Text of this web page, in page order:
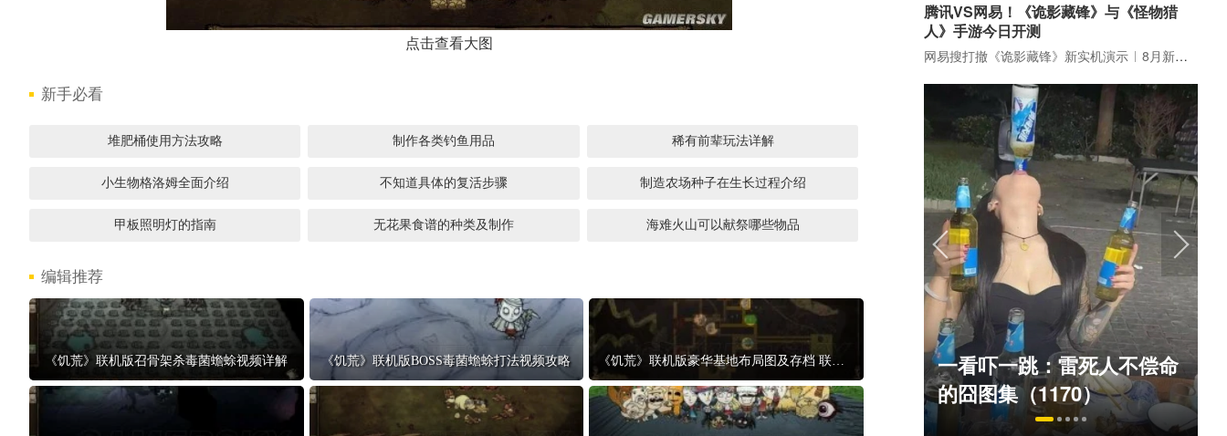
点击查看大图
新手必看
堆肥桶使用方法攻略 制作各类钓鱼用品 稀有前辈玩法详解
小生物格洛姆全面介绍 不知道具体的复活步骤 制造农场种子在生长过程介绍
甲板照明灯的指南 无花果食谱的种类及制作 海难火山可以献祭哪些物品
编辑推荐
《饥荒》联机版召骨架杀毒菌蟾蜍视频详解 《饥荒》联机版BOSS毒菌蟾蜍打法视频攻略 《饥荒》联机版豪华基地布局图及存档 联机版豪华基地怎么建
腾讯VS网易！《诡影藏锋》与《怪物猎
人》手游今日开测
网易搜打撤《诡影藏锋》新实机演示 8月新游前瞻：《诡秘之主》领衔
17周年庆典 争霸赛大区火
爆开启
一看吓一跳：雷死人不偿命
的囧图集（1170）
绅士日报：国游泳装皮涩度
拉爆了！大雷熟女上演蒙眼
play